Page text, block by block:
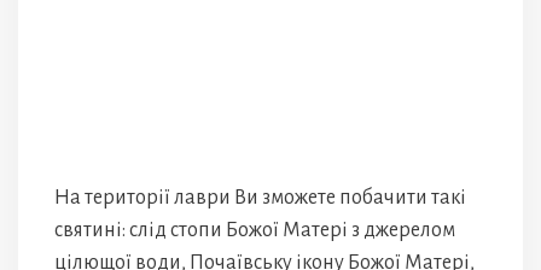
На території лаври Ви зможете побачити такі
святині: слід стопи Божої Матері з джерелом
цілющої води, Почаївську ікону Божої Матері,